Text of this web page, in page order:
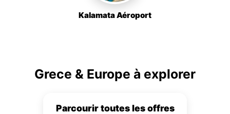
Kalamata Aéroport
Grece & Europe à explorer
Parcourir toutes les offres